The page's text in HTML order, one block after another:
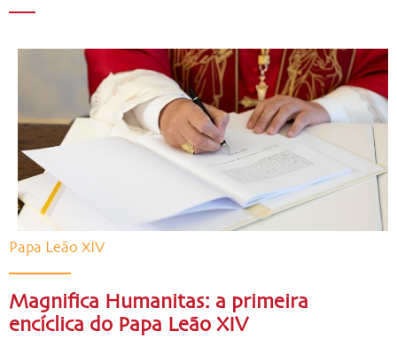
Papa Leão XIV
Magnifica Humanitas: a primeira
encíclica do Papa Leão XIV